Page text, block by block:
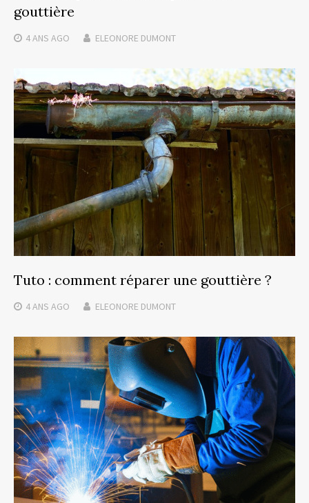
gouttière
4 ANS AGO ELEONORE DUMONT
Tuto : comment réparer une gouttière ?
4 ANS AGO ELEONORE DUMONT